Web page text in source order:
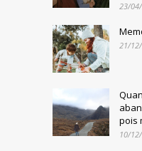
23/
21/
pois
10/